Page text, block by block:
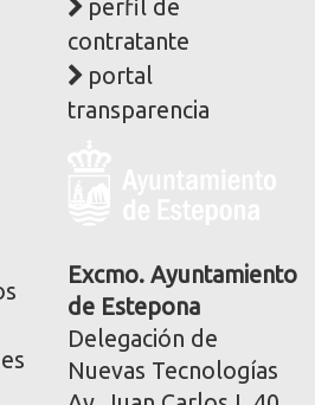
perfil de
contratante
portal
transparencia
corporativa
Excmo. Ayuntamiento
de Estepona
Delegación de
Nuevas Tecnologías